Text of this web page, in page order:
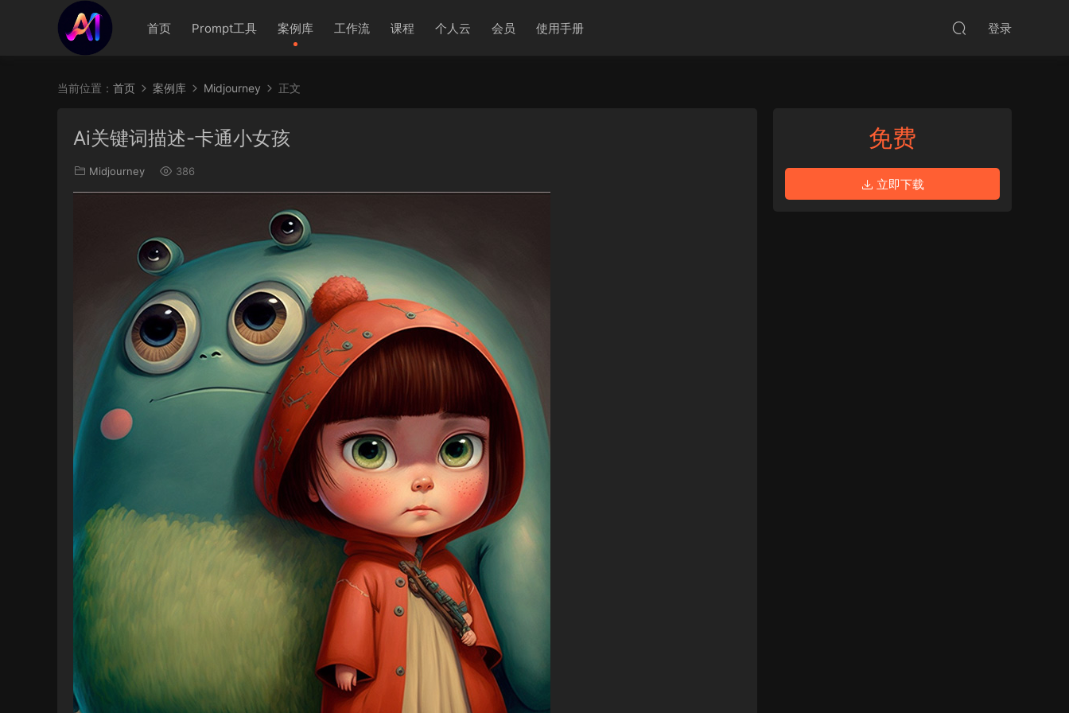
首页 Prompt工具 案例库 工作流 课程 个人云 会员 使用手册 登录
当前位置： 首页 案例库 Midjourney 正文
Ai关键词描述-卡通小女孩
Midjourney 386
免费
立即下载